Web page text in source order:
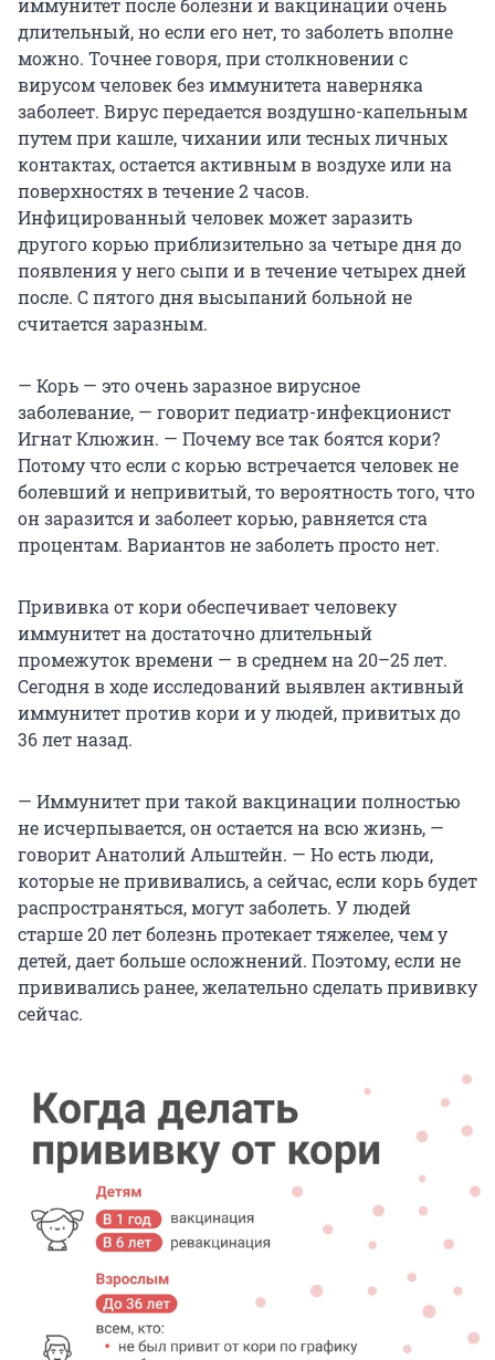
длительный, но если его нет, то заболеть вполне
можно. Точнее говоря, при столкновении с
вирусом человек без иммунитета наверняка
заболеет. Вирус передается воздушно-капельным
путем при кашле, чихании или тесных личных
контактах, остается активным в воздухе или на
поверхностях в течение 2 часов.
Инфицированный человек может заразить
другого корью приблизительно за четыре дня до
появления у него сыпи и в течение четырех дней
после. С пятого дня высыпаний больной не
считается заразным.
— Корь — это очень заразное вирусное
заболевание, — говорит педиатр-инфекционист
Игнат Клюжин. — Почему все так боятся кори?
Потому что если с корью встречается человек не
болевший и непривитый, то вероятность того, что
он заразится и заболеет корью, равняется ста
процентам. Вариантов не заболеть просто нет.
Прививка от кори обеспечивает человеку
иммунитет на достаточно длительный
промежуток времени — в среднем на 20–25 лет.
Сегодня в ходе исследований выявлен активный
иммунитет против кори и у людей, привитых до
36 лет назад.
— Иммунитет при такой вакцинации полностью
не исчерпывается, он остается на всю жизнь, —
говорит Анатолий Альштейн. — Но есть люди,
которые не прививались, а сейчас, если корь будет
распространяться, могут заболеть. У людей
старше 20 лет болезнь протекает тяжелее, чем у
детей, дает больше осложнений. Поэтому, если не
прививались ранее, желательно сделать прививку
сейчас.